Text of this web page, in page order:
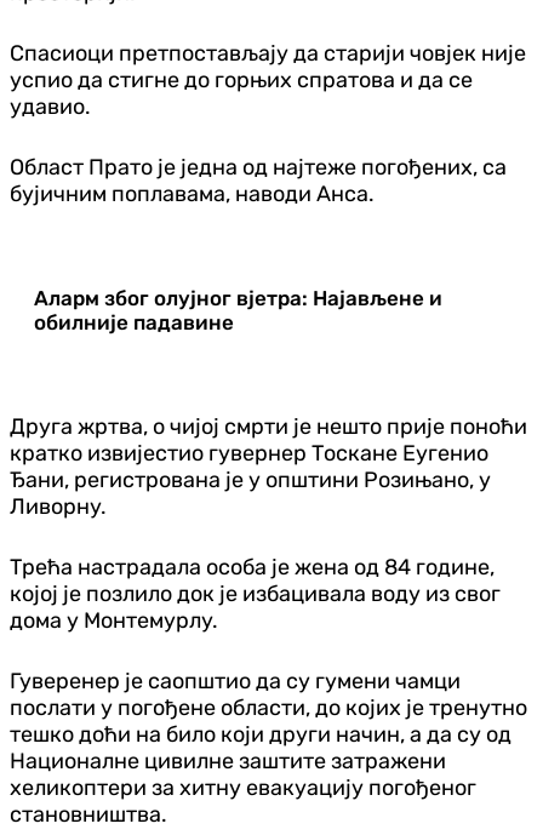
Спасиоци претпостављају да старији човјек није
успио да стигне до горњих спратова и да се
удавио.
Област Прато је једна од најтеже погођених, са
бујичним поплавама, наводи Анса.
Аларм због олујног вјетра: Најављене и
обилније падавине
Друга жртва, о чијој смрти је нешто прије поноћи
кратко извијестио гувернер Тоскане Еугенио
Ђани, регистрована је у општини Розињано, у
Ливорну.
Трећа настрадала особа је жена од 84 године,
којој је позлило док је избацивала воду из свог
дома у Монтемурлу.
Гуверенер је саопштио да су гумени чамци
послати у погођене области, до којих је тренутно
тешко доћи на било који други начин, а да су од
Националне цивилне заштите затражени
хеликоптери за хитну евакуацију погођеног
становништва.